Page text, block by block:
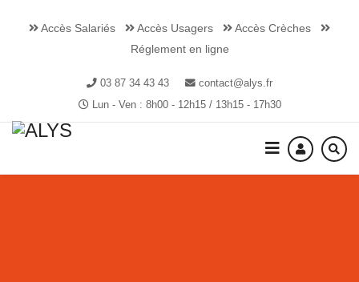
Accès Salariés Accès Usagers
Accès Crèches
Réglement en ligne
03 87 34 43 43
contact@alys.fr
Lun - Ven : 8h00 - 12h15 / 13h15 - 17h30